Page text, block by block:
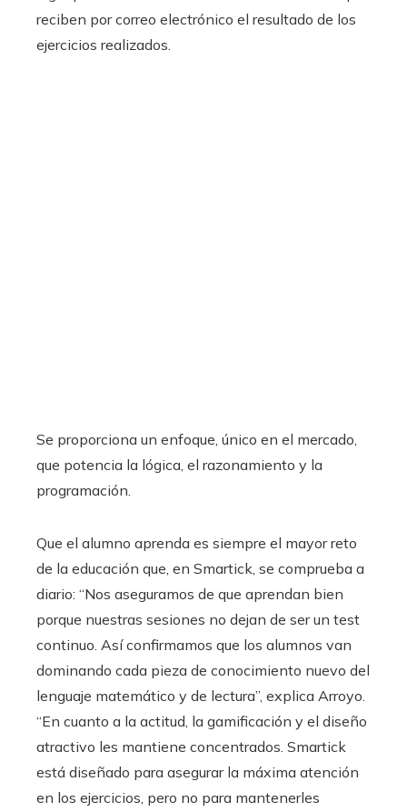
reciben por correo electrónico el resultado de los
ejercicios realizados.
Se proporciona un enfoque, único en el mercado,
que potencia la lógica, el razonamiento y la
programación.
Que el alumno aprenda es siempre el mayor reto
de la educación que, en Smartick, se comprueba a
diario: “Nos aseguramos de que aprendan bien
porque nuestras sesiones no dejan de ser un test
continuo. Así confirmamos que los alumnos van
dominando cada pieza de conocimiento nuevo del
lenguaje matemático y de lectura”, explica Arroyo.
“En cuanto a la actitud, la gamificación y el diseño
atractivo les mantiene concentrados. Smartick
está diseñado para asegurar la máxima atención
en los ejercicios, pero no para mantenerles